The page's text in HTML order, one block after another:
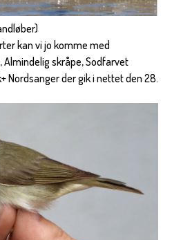
kan vi jo komme med
skråpe, Sodfarvet
Nordsanger der gik i nettet den 28.